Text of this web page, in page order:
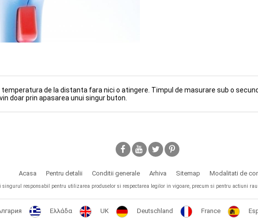
de la distanta fara nici o atingere. Timpul de masurare sub o
doar prin apasarea unui singur buton.
Acasa Pentru detalii Conditii generale Arhiva Sitemap Modalitati de
singurul responsabil pentru utilizarea produselor si respectarea legilor in vigoare, precum si pentru actiuni
Ελλάδα UK Deutschland France